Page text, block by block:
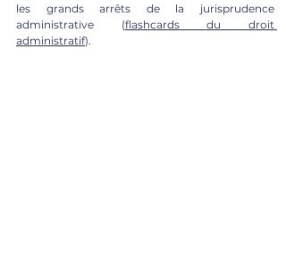
les grands arrêts de la jurisprudence
administrative (flashcards du droit
administratif).